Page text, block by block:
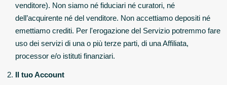
venditore). Non siamo né fiduciari né curatori, né
dell’acquirente né del venditore. Non accettiamo depositi né
emettiamo crediti. Per l'erogazione del Servizio potremmo fare
uso dei servizi di una o più terze parti, di una Affiliata,
processor e/o istituti finanziari.
Il tuo Account